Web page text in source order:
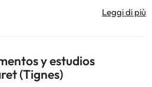
presso l'agenzia immobiliare (se
esatta, contattaci e faremo del
sul sito web e sul voucher di
immobiliare. L'ubicazione
Tutti gli appartamenti
y estudios
(Tignes)